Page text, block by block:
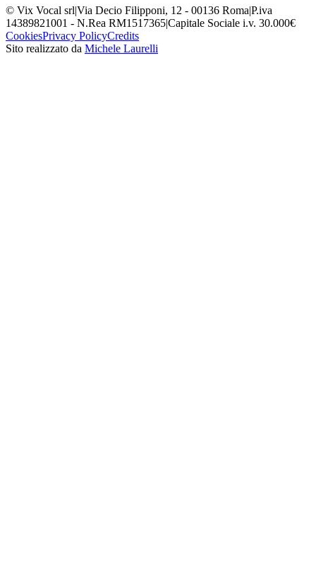
© Vix Vocal srl|Via Decio Filipponi, 12 - 00136 Roma|P.iva
14389821001 - N.Rea RM1517365|Capitale Sociale i.v. 30.000€
CookiesPrivacy PolicyCredits
Sito realizzato da Michele Laurelli